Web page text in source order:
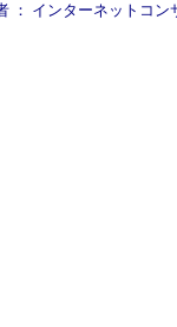
： インターネットコ